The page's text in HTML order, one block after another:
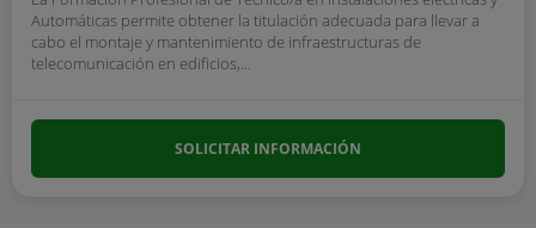
Automáticas permite obtener la titulación adecuada para llevar a
cabo el montaje y mantenimiento de infraestructuras de
telecomunicación en edificios,...
SOLICITAR INFORMACIÓN